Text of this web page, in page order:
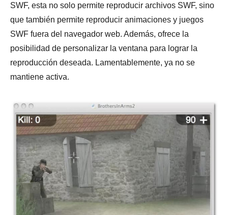
SWF, esta no solo permite reproducir archivos SWF, sino
que también permite reproducir animaciones y juegos
SWF fuera del navegador web. Además, ofrece la
posibilidad de personalizar la ventana para lograr la
reproducción deseada. Lamentablemente, ya no se
mantiene activa.